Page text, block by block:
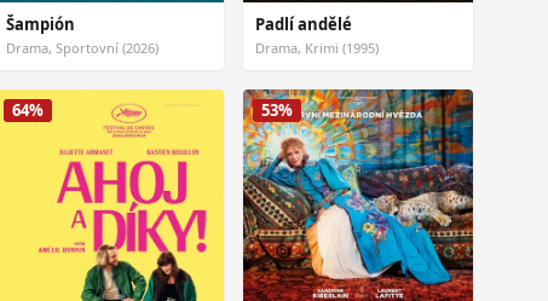
Šampión
Drama, Sportovní (2026)
Padlí andělé
Drama, Krimi (1995)
64% 53%